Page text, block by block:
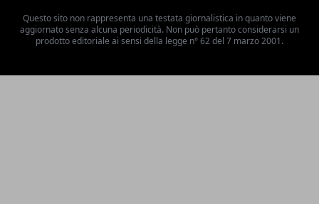
Questo sito non rappresenta una testata giornalistica in quanto viene
aggiornato senza alcuna periodicità. Non può pertanto considerarsi un
prodotto editoriale ai sensi della legge n° 62 del 7 marzo 2001.